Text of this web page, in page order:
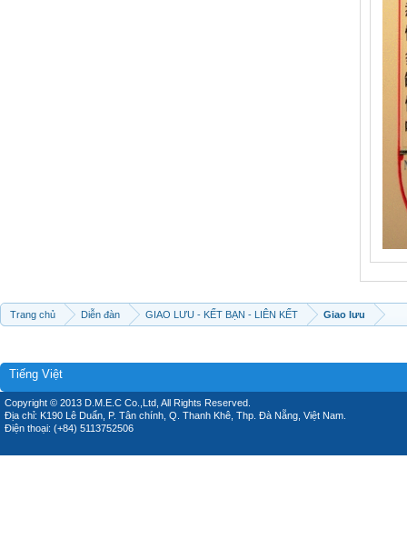
Trang chủ Diễn đàn GIAO LƯU - KẾT BẠN - LIÊN KẾT Giao lưu
Tiếng Việt
Copyright © 2013 D.M.E.C Co.,Ltd, All Rights Reserved.
Địa chỉ: K190 Lê Duẩn, P. Tân chính, Q. Thanh Khê, Thp. Đà Nẵng, Việt Nam.
Điện thoại: (+84) 5113752506